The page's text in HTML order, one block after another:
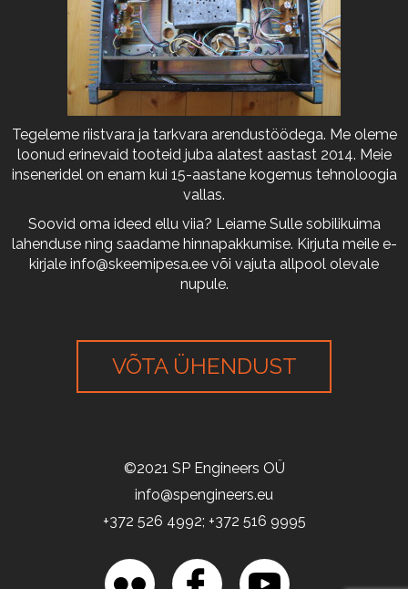
Tegeleme riistvara ja tarkvara arendustöödega. Me oleme
loonud erinevaid tooteid juba alatest aastast 2014. Meie
inseneridel on enam kui 15-aastane kogemus tehnoloogia
vallas.
Soovid oma ideed ellu viia? Leiame Sulle sobilikuima
lahenduse ning saadame hinnapakkumise. Kirjuta meile e-
kirjale info@skeemipesa.ee või vajuta allpool olevale
nupule.
VÕTA ÜHENDUST
©2021 SP Engineers OÜ
info@spengineers.eu
+372 526 4992; +372 516 9995